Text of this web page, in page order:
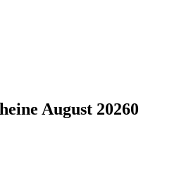
August 20260